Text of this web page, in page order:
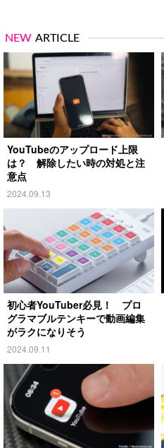
NEW ARTICLE
YouTubeのアップロード上限
は？ 解除したい時の対処と注
意点
2024.09.13
初心者YouTuber必見！ プロ
グラマブルテンキーで動画編集
がラクになりそう
2024.09.11